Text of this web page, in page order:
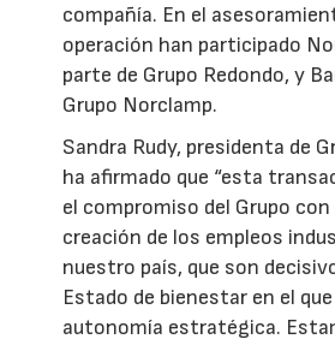
compañía. En el
operación han participado
parte de Grupo Redondo, y
Grupo Norclamp.
Sandra Rudy, presidenta de
ha afirmado que “esta
el compromiso del Grupo con
creación de los empleos
nuestro país, que son
Estado de bienestar en el
autonomía estratégica.